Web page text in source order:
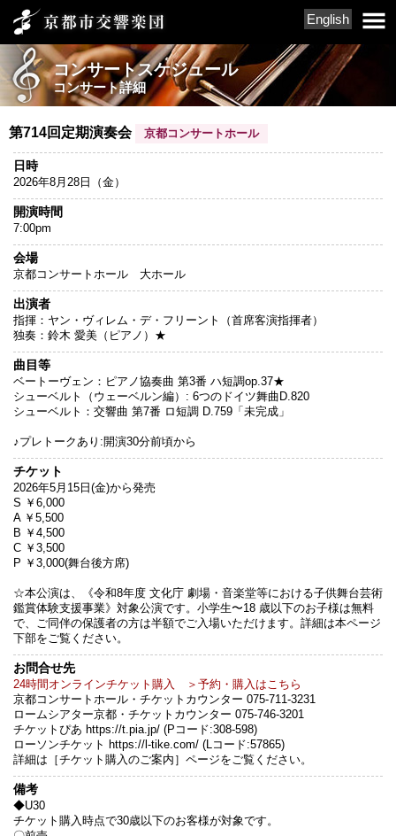
English
コンサートスケジュール
コンサート詳細
第714回定期演奏会 京都コンサートホール
日時
2026年8月28日（金）
開演時間
7:00pm
会場
京都コンサートホール 大ホール
出演者
指揮：ヤン・ヴィレム・デ・フリーント（首席客演指揮者）
独奏：鈴木 愛美（ピアノ）★
曲目等
ベートーヴェン：ピアノ協奏曲 第3番 ハ短調op.37★
シューベルト（ウェーベルン編）: 6つのドイツ舞曲D.820
シューベルト：交響曲 第7番 ロ短調 D.759「未完成」
♪プレトークあり:開演30分前頃から
チケット
2026年5月15日(金)から発売
S ￥6,000
A ￥5,500
B ￥4,500
C ￥3,500
P ￥3,000(舞台後方席)
☆本公演は、《令和8年度 文化庁 劇場・音楽堂等における子供舞台芸術
鑑賞体験支援事業》対象公演です。小学生〜18 歳以下のお子様は無料
で、ご同伴の保護者の方は半額でご入場いただけます。詳細は本ページ
下部をご覧ください。
お問合せ先
24時間オンラインチケット購入 ＞予約・購入はこちら
京都コンサートホール・チケットカウンター 075-711-3231
ロームシアター京都・チケットカウンター 075-746-3201
チケットぴあ https://t.pia.jp/ (Pコード:308-598)
ローソンチケット https://l-tike.com/ (Lコード:57865)
詳細は［チケット購入のご案内］ページをご覧ください。
備考
◆U30
チケット購入時点で30歳以下のお客様が対象です。